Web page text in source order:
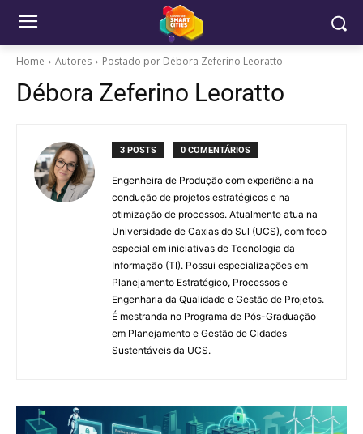
Home Autores Postado por Débora Zeferino Leoratto
Débora Zeferino Leoratto
3 POSTS 0 COMENTÁRIOS
Engenheira de Produção com experiência na
condução de projetos estratégicos e na
otimização de processos. Atualmente atua na
Universidade de Caxias do Sul (UCS), com foco
especial em iniciativas de Tecnologia da
Informação (TI). Possui especializações em
Planejamento Estratégico, Processos e
Engenharia da Qualidade e Gestão de Projetos.
É mestranda no Programa de Pós-Graduação
em Planejamento e Gestão de Cidades
Sustentáveis da UCS.